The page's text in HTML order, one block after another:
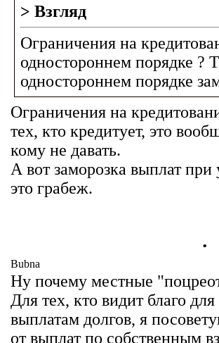
> Взгляд
Ограничения на
одностороннем порядке ?
одностороннем порядке
Ограничения на
тех, кто кредитует, это
кому не давать.
А вот заморозка выплат при
это грабеж.
.
Bubna
Ну почему местные
Для тех, кто видит благо
выплатам долгов, я
от выплат по собственным